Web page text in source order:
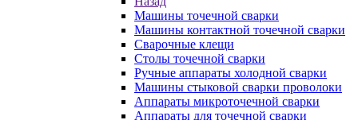
Машины точечной сварки
Машины контактной точечной сварки
Сварочные клещи
Столы точечной сварки
Ручные аппараты холодной сварки
Машины стыковой сварки проволоки
Аппараты микроточечной сварки
Аппараты для точечной сварки